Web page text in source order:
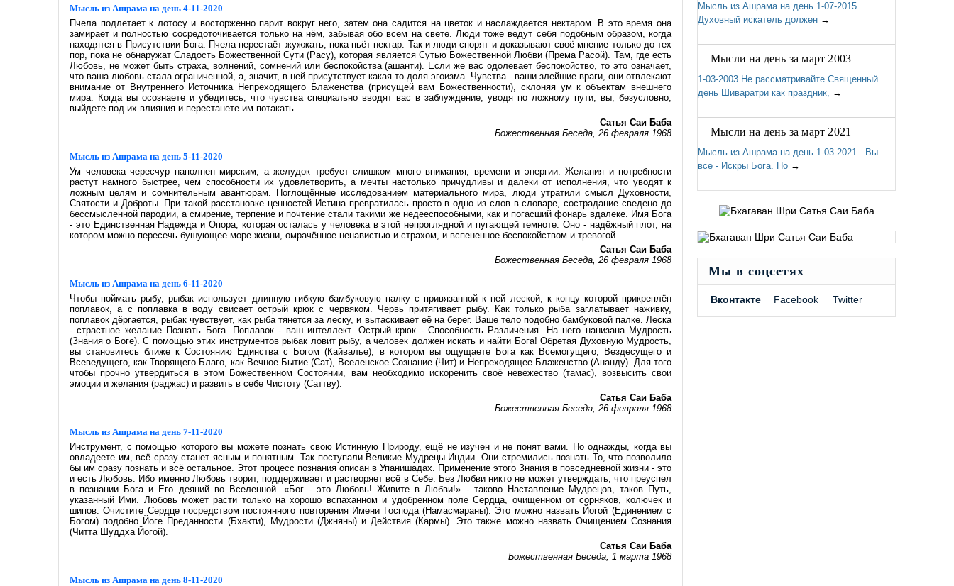
Мысль из Ашрама на день 4-11-2020
Пчела подлетает к лотосу и восторженно парит вокруг него, затем она садится на цветок и наслаждается нектаром. В это время она
замирает и полностью сосредоточивается только на нём, забывая обо всем на свете. Люди тоже ведут себя подобным образом, когда
находятся в Присутствии Бога. Пчела перестаёт жужжать, пока пьёт нектар. Так и люди спорят и доказывают своё мнение только до тех
пор, пока не обнаружат Сладость Божественной Сути (Расу), которая является Сутью Божественной Любви (Према Расой). Там, где есть
Любовь, не может быть страха, волнений, сомнений или беспокойства (ашанти). Если же вас одолевает беспокойство, то это означает,
что ваша любовь стала ограниченной, а, значит, в ней присутствует какая-то доля эгоизма. Чувства - ваши злейшие враги, они отвлекают
внимание от Внутреннего Источника Непреходящего Блаженства (присущей вам Божественности), склоняя ум к объектам внешнего
мира. Когда вы осознаете и убедитесь, что чувства специально вводят вас в заблуждение, уводя по ложному пути, вы, безусловно,
выйдете под их влияния и перестанете им потакать.
Сатья Саи Баба
Божественная Беседа, 26 февраля 1968
Мысль из Ашрама на день 5-11-2020
Ум человека чересчур наполнен мирским, а желудок требует слишком много внимания, времени и энергии. Желания и потребности
растут намного быстрее, чем способности их удовлетворить, а мечты настолько причудливы и далеки от исполнения, что уводят к
ложным целям и сомнительным авантюрам. Поглощённые исследованием материального мира, люди утратили смысл Духовности,
Святости и Доброты. При такой расстановке ценностей Истина превратилась просто в одно из слов в словаре, сострадание сведено до
бессмысленной пародии, а смирение, терпение и почтение стали такими же недееспособными, как и погасший фонарь вдалеке. Имя Бога
- это Единственная Надежда и Опора, которая осталась у человека в этой непроглядной и пугающей темноте. Оно - надёжный плот, на
котором можно пересечь бушующее море жизни, омрачённое ненавистью и страхом, и вспененное беспокойством и тревогой.
Сатья Саи Баба
Божественная Беседа, 26 февраля 1968
Мысль из Ашрама на день 6-11-2020
Чтобы поймать рыбу, рыбак использует длинную гибкую бамбуковую палку с привязанной к ней леской, к концу которой прикреплён
поплавок, а с поплавка в воду свисает острый крюк с червяком. Червь притягивает рыбу. Как только рыба заглатывает наживку,
поплавок дёргается, рыбак чувствует, как рыба тянется за леску, и вытаскивает её на берег. Ваше тело подобно бамбуковой палке. Леска
- страстное желание Познать Бога. Поплавок - ваш интеллект. Острый крюк - Способность Различения. На него нанизана Мудрость
(Знания о Боге). С помощью этих инструментов рыбак ловит рыбу, а человек должен искать и найти Бога! Обретая Духовную Мудрость,
вы становитесь ближе к Состоянию Единства с Богом (Кайвалье), в котором вы ощущаете Бога как Всемогущего, Вездесущего и
Всеведущего, как Творящего Благо, как Вечное Бытие (Сат), Вселенское Сознание (Чит) и Непреходящее Блаженство (Ананду). Для того
чтобы прочно утвердиться в этом Божественном Состоянии, вам необходимо искоренить своё невежество (тамас), возвысить свои
эмоции и желания (раджас) и развить в себе Чистоту (Саттву).
Сатья Саи Баба
Божественная Беседа, 26 февраля 1968
Мысль из Ашрама на день 7-11-2020
Инструмент, с помощью которого вы можете познать свою Истинную Природу, ещё не изучен и не понят вами. Но однажды, когда вы
овладеете им, всё сразу станет ясным и понятным. Так поступали Великие Мудрецы Индии. Они стремились познать То, что позволило
бы им сразу познать и всё остальное. Этот процесс познания описан в Упанишадах. Применение этого Знания в повседневной жизни - это
и есть Любовь. Ибо именно Любовь творит, поддерживает и растворяет всё в Себе. Без Любви никто не может утверждать, что преуспел
в познании Бога и Его деяний во Вселенной. «Бог - это Любовь! Живите в Любви!» - таково Наставление Мудрецов, таков Путь,
указанный Ими. Любовь может расти только на хорошо вспаханном и удобренном поле Сердца, очищенном от сорняков, колючек и
шипов. Очистите Сердце посредством постоянного повторения Имени Господа (Намасмараны). Это можно назвать Йогой (Единением с
Богом) подобно Йоге Преданности (Бхакти), Мудрости (Джняны) и Действия (Кармы). Это также можно назвать Очищением Сознания
(Читта Шуддха Йогой).
Сатья Саи Баба
Божественная Беседа, 1 марта 1968
Мысль из Ашрама на день 8-11-2020
Мысль из Ашрама на день 1-07-2015
Духовный искатель должен →
Мысли на день за март 2003
1-03-2003 Не рассматривайте Священный
день Шиваратри как праздник, →
Мысли на день за март 2021
Мысль из Ашрама на день 1-03-2021 Вы
все - Искры Бога. Но →
Мы в соцсетях
Вконтакте Facebook Twitter